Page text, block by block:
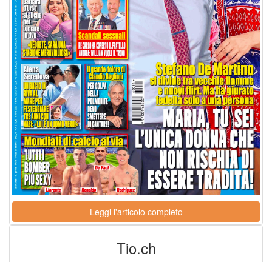
Leggi l'articolo completo
Tio.ch